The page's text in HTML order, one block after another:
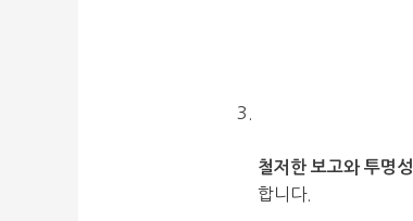
철저한 보고와 투명성
합니다.